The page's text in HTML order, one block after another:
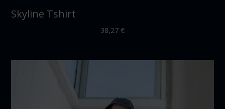
Skyline Tshirt
38,27 €